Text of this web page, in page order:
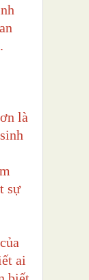
là
sự
ai